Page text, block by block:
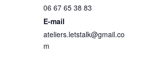
06 67 65 38 83
E-mail
ateliers.letstalk@gmail.co
m